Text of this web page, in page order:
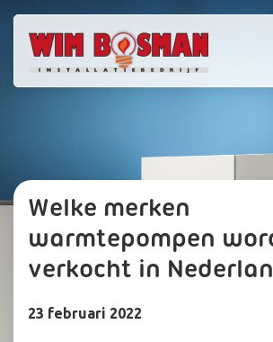
Welke merken
warmtepompen
verkocht in
23 februari 2022